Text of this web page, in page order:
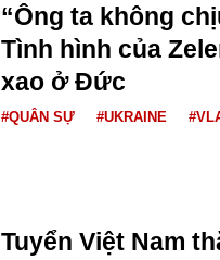
“Ông ta không
Tình hình của
xao ở Đức
#QUÂN SỰ #UKRAINE
Tuyển Việt Nam